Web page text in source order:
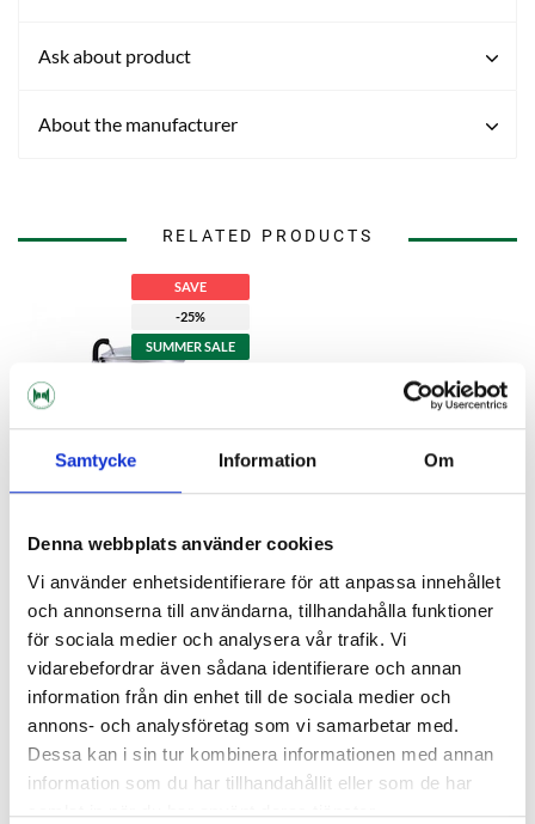
Samtycke Information Om
Denna webbplats använder cookies
Vi använder enhetsidentifierare för att anpassa innehållet
och annonserna till användarna, tillhandahålla funktioner
för sociala medier och analysera vår trafik. Vi
vidarebefordrar även sådana identifierare och annan
information från din enhet till de sociala medier och
annons- och analysföretag som vi samarbetar med.
Dessa kan i sin tur kombinera informationen med annan
information som du har tillhandahållit eller som de har
samlat in när du har använt deras tjänster.
Ask about product
About the manufacturer
RELATED PRODUCTS
SAVE
-25%
SUMMER SALE
Brew Monk
Brew Monk B40
4 495 kr 5 995 kr
OTHERS ALSO BOUGHT